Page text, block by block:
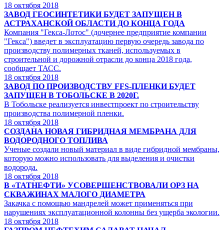
18 октября 2018
ЗАВОД ГЕОСИНТЕТИКИ БУДЕТ ЗАПУЩЕН В
АСТРАХАНСКОЙ ОБЛАСТИ ДО КОНЦА ГОДА
Компания "Гекса-Лотос" (дочернее предприятие компании
"Гекса") введет в эксплуатацию первую очередь завода по
производству полимерных тканей, используемых в
строительной и дорожной отрасли до конца 2018 года,
сообщает ТАСС.
18 октября 2018
ЗАВОД ПО ПРОИЗВОДСТВУ FFS-ПЛЕНКИ БУДЕТ
ЗАПУЩЕН В ТОБОЛЬСКЕ В 2020Г.
В Тобольске реализуется инвестпроект по строительству
производства полимерной пленки.
18 октября 2018
СОЗДАНА НОВАЯ ГИБРИДНАЯ МЕМБРАНА ДЛЯ
ВОДОРОДНОГО ТОПЛИВА
Ученые создали новый материал в виде гибридной мембраны,
которую можно использовать для выделения и очистки
водорода.
18 октября 2018
В «ТАТНЕФТИ» УСОВЕРШЕНСТВОВАЛИ ОРЗ НА
СКВАЖИНАХ МАЛОГО ДИАМЕТРА
Закачка с помощью мандрелей может применяться при
нарушениях эксплуатационной колонны без ущерба экологии.
18 октября 2018